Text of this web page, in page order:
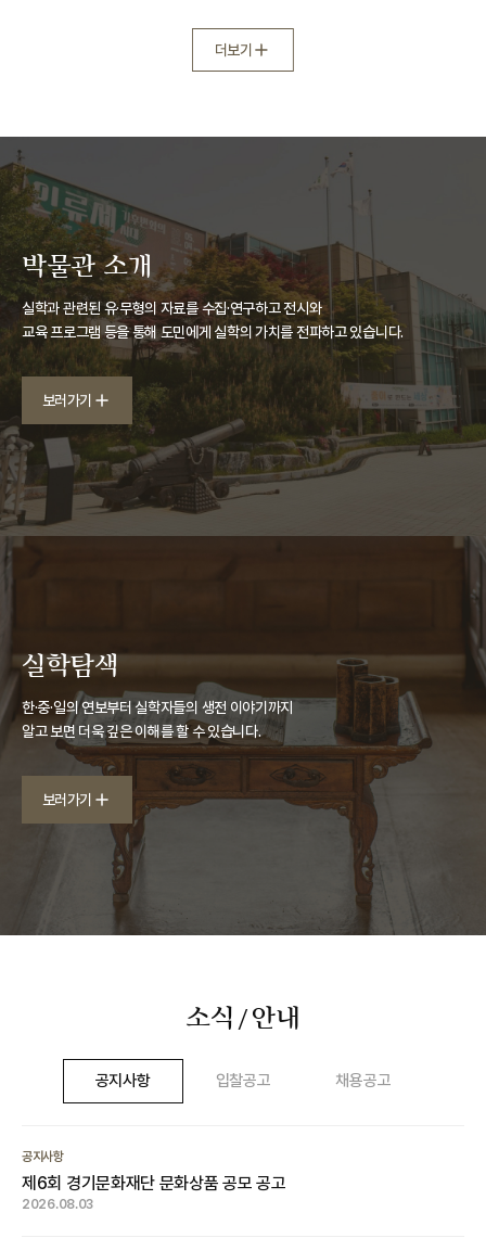
더보기
박물관 소개
실학과 관련된 유·무형의 자료를 수집·연구하고 전시와
교육 프로그램 등을 통해 도민에게 실학의 가치를 전파하고 있습니다.
보러가기
실학탐색
한·중·일의 연보부터 실학자들의 생전 이야기까지
알고 보면 더욱 깊은 이해를 할 수 있습니다.
보러가기
소식 / 안내
공지사항 입찰공고 채용공고
공지사항
제6회 경기문화재단 문화상품 공모 공고
2026.08.03